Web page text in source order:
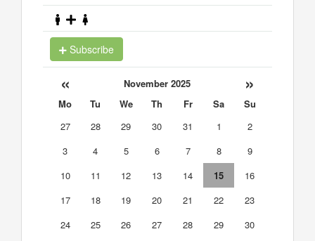
Subscribe
« November 2025 »
Mo Tu We Th Fr Sa
Su
27
28 29 30 31 1
2
3
4 5 6 7 8
9
10
11 12 13 14 15
16
17
18 19 20 21 22
23
24
25 26 27 28 29
30